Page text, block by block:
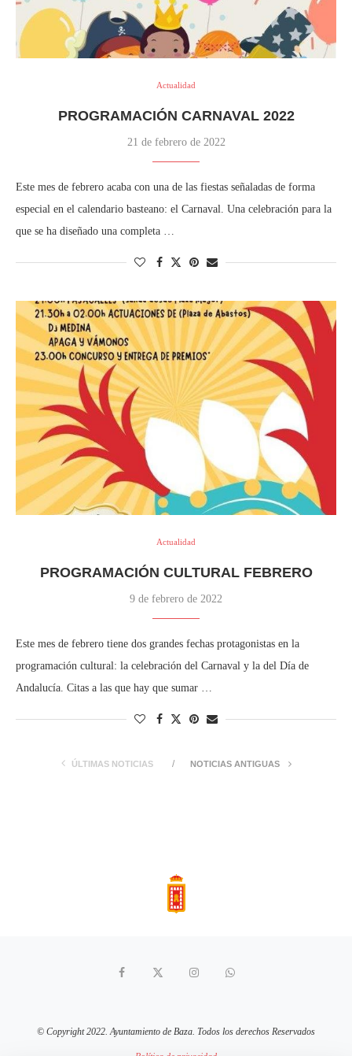
Actualidad
PROGRAMACIÓN CARNAVAL 2022
21 de febrero de 2022
Este mes de febrero acaba con una de las fiestas señaladas de forma
especial en el calendario basteano: el Carnaval. Una celebración para la
que se ha diseñado una completa …
Actualidad
PROGRAMACIÓN CULTURAL FEBRERO
9 de febrero de 2022
Este mes de febrero tiene dos grandes fechas protagonistas en la
programación cultural: la celebración del Carnaval y la del Día de
Andalucía. Citas a las que hay que sumar …
ÚLTIMAS NOTICIAS NOTICIAS ANTIGUAS
© Copyright 2022. Ayuntamiento de Baza. Todos los derechos Reservados